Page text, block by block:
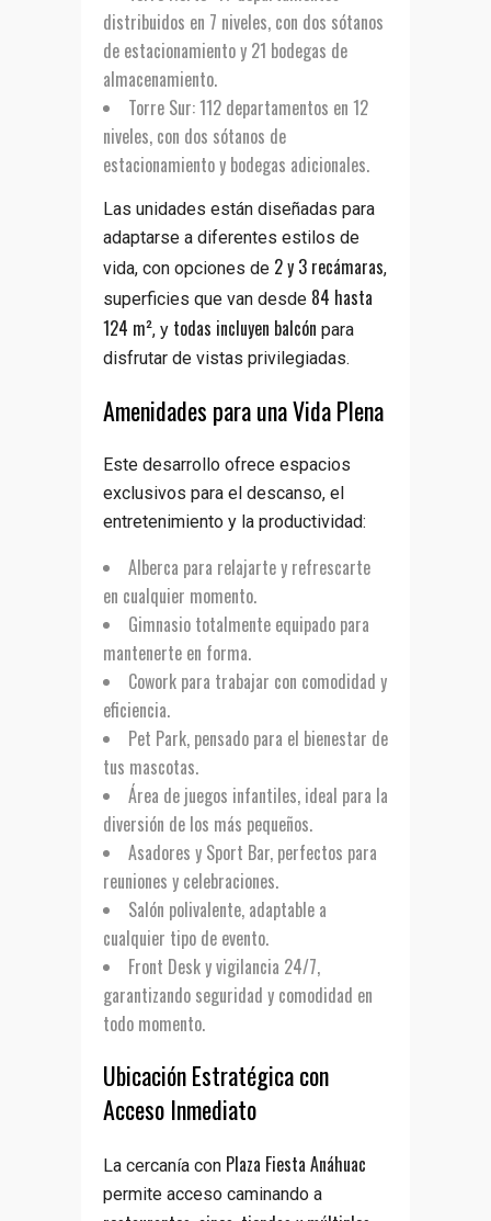
distribuidos en 7 niveles, con dos sótanos
de estacionamientoy 21 bodegas de
almacenamiento.
Torre Sur:112 departamentos en 12
niveles, con dos sótanos de
estacionamientoy bodegas adicionales.
Las unidades están diseñadas para
adaptarse a diferentes estilos de
vida, con opciones de 2 y 3 recámaras,
superficies que van desde 84 hasta
124 m², y todas incluyen balcón para
disfrutar de vistas privilegiadas.
Amenidades para una Vida Plena
Este desarrollo ofrece espacios
exclusivos para el descanso, el
entretenimiento y la productividad:
Alberca para relajarte y refrescarte
en cualquier momento.
Gimnasio totalmente equipado para
mantenerte en forma.
Cowork para trabajar con comodidad y
eficiencia.
Pet Park, pensado para el bienestar de
tus mascotas.
Área de juegos infantiles, ideal para la
diversión de los más pequeños.
Asadores y Sport Bar, perfectos para
reuniones y celebraciones.
Salón polivalente, adaptable a
cualquier tipo de evento.
Front Deskyvigilancia 24/7,
garantizando seguridad y comodidad en
todo momento.
Ubicación Estratégica con
Acceso Inmediato
La cercanía con Plaza Fiesta Anáhuac
permite acceso caminando a